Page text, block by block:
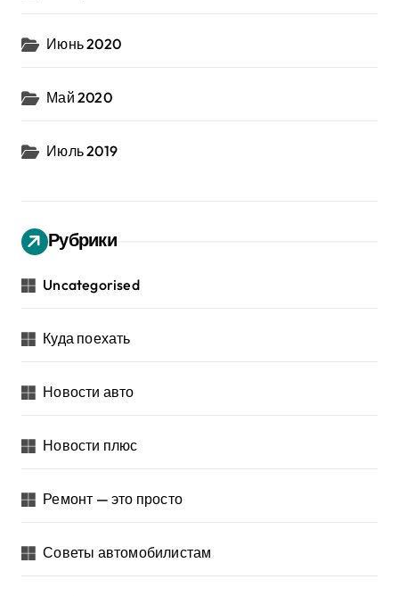
Июнь 2020
Май 2020
Июль 2019
Рубрики
Uncategorised
Куда поехать
Новости авто
Новости плюс
Ремонт — это просто
Советы автомобилистам